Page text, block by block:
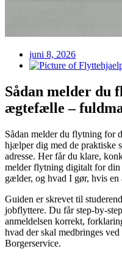
juni 8, 2026
Sådan melder du
ægtefælle –
Sådan melder du flytning for
hjælper dig med de praktiske
adresse. Her får du klare,
melder flytning digitalt for
gælder, og hvad I gør, hvis
Guiden er skrevet til
jobflyttere. Du får step-by-
anmeldelsen korrekt,
hvad der skal medbringes
Borgerservice.